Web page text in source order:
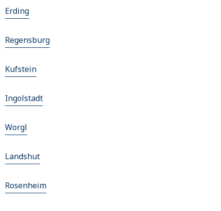
Erding
Regensburg
Kufstein
Ingolstadt
Worgl
Landshut
Rosenheim